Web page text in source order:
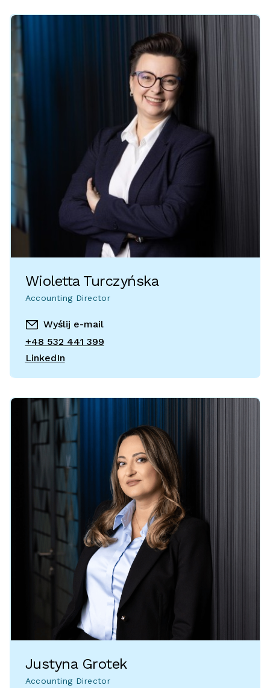
Wioletta Turczyńska
Accounting Director
Wyślij e-mail
+48 532 441 399
LinkedIn
Justyna Grotek
Accounting Director